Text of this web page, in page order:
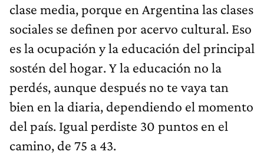
clase media, porque en Argentina las clases
sociales se definen por acervo cultural. Eso
es la ocupación y la educación del principal
sostén del hogar. Y la educación no la
perdés, aunque después no te vaya tan
bien en la diaria, dependiendo el momento
del país. Igual perdiste 30 puntos en el
camino, de 75 a 43.